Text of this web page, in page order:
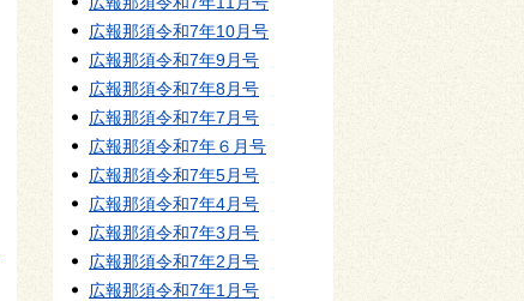
広報那須令和7年10月号
広報那須令和7年9月号
広報那須令和7年8月号
広報那須令和7年7月号
広報那須令和7年６月号
広報那須令和7年5月号
広報那須令和7年4月号
広報那須令和7年3月号
広報那須令和7年2月号
広報那須令和7年1月号